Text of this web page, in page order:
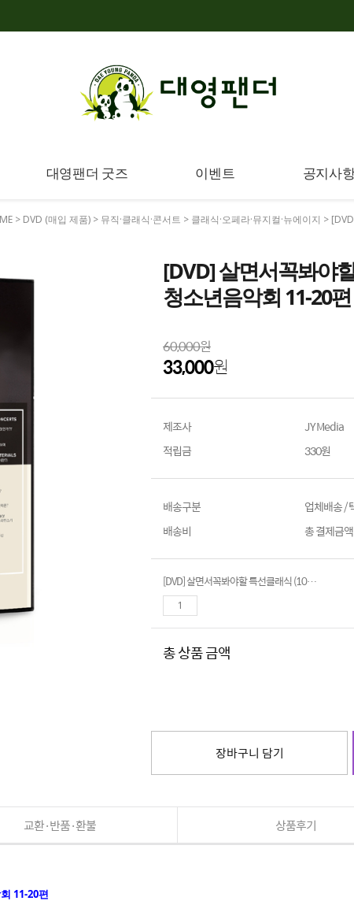
대영팬더 굿즈 이벤트 공지사
> DVD (매입 제품) > 뮤직·클래식·콘서트 > 클래식·오페라·뮤지컬·뉴에이지 >
[DVD] 살면서꼭봐야
청소년음악회 11-20편
60,000원
33,000원
제조사
JY Media
적립금
330원
배송구분
업체배송 /
배송비
총 결제금
[DVD] 살면서꼭봐야할 특선클래식 (10disc)- 번스타인청소년음악회 11-20편
총 상품 금액
장바구니 담기
교환·반품·환불 상품후기
11-20편